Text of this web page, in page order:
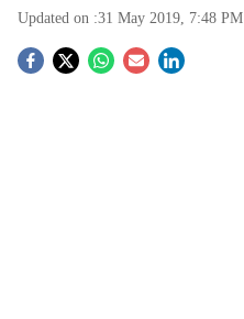
Updated on :31 May 2019, 7:48 PM
S